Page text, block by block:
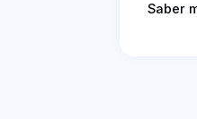
Saber